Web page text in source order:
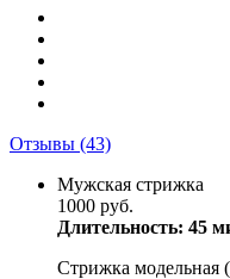
Отзывы (43)
Мужская стрижка
1000 руб.
Длительность: 45
Стрижка модельная